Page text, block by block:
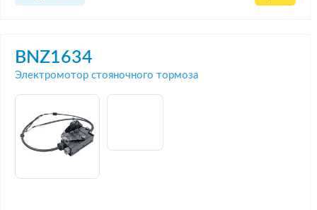
BNZ1634
Электромотор стояночного тормоза